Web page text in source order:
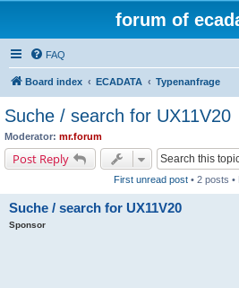
forum of
FAQ
Board index ECADATA Typenanfrage
Suche / search for UX11V20
Moderator: mr.forum
Post Reply
First unread post • 2 posts •
Suche / search for UX11V20
Sponsor